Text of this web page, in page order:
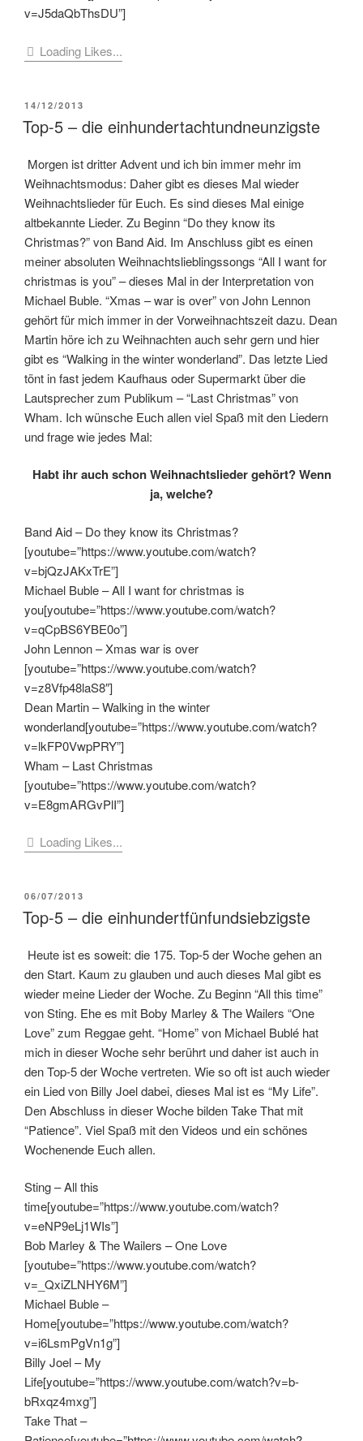
v=J5daQbThsDU”]
Loading Likes...
VERÖFFENTLICHT
AM
14/12/2013
Top-5 – die einhundertachtundneunzigste
Morgen ist dritter Advent und ich bin immer mehr im
Weihnachtsmodus: Daher gibt es dieses Mal wieder
Weihnachtslieder für Euch. Es sind dieses Mal einige
altbekannte Lieder. Zu Beginn “Do they know its
Christmas?” von Band Aid. Im Anschluss gibt es einen
meiner absoluten Weihnachtslieblingssongs “All I want for
christmas is you” – dieses Mal in der Interpretation von
Michael Buble. “Xmas – war is over” von John Lennon
gehört für mich immer in der Vorweihnachtszeit dazu. Dean
Martin höre ich zu Weihnachten auch sehr gern und hier
gibt es “Walking in the winter wonderland”. Das letzte Lied
tönt in fast jedem Kaufhaus oder Supermarkt über die
Lautsprecher zum Publikum – “Last Christmas” von
Wham. Ich wünsche Euch allen viel Spaß mit den Liedern
und frage wie jedes Mal:
Habt ihr auch schon Weihnachtslieder gehört? Wenn
ja, welche?
Band Aid – Do they know its Christmas?
[youtube=”https://www.youtube.com/watch?
v=bjQzJAKxTrE”]
Michael Buble – All I want for christmas is
you[youtube=”https://www.youtube.com/watch?
v=qCpBS6YBE0o”]
John Lennon – Xmas war is over
[youtube=”https://www.youtube.com/watch?
v=z8Vfp48laS8″]
Dean Martin – Walking in the winter
wonderland[youtube=”https://www.youtube.com/watch?
v=lkFP0VwpPRY”]
Wham – Last Christmas
[youtube=”https://www.youtube.com/watch?
v=E8gmARGvPlI”]
Loading Likes...
VERÖFFENTLICHT
AM
06/07/2013
Top-5 – die einhundertfünfundsiebzigste
Heute ist es soweit: die 175. Top-5 der Woche gehen an
den Start. Kaum zu glauben und auch dieses Mal gibt es
wieder meine Lieder der Woche. Zu Beginn “All this time”
von Sting. Ehe es mit Boby Marley & The Wailers “One
Love” zum Reggae geht. “Home” von Michael Bublé hat
mich in dieser Woche sehr berührt und daher ist auch in
den Top-5 der Woche vertreten. Wie so oft ist auch wieder
ein Lied von Billy Joel dabei, dieses Mal ist es “My Life”.
Den Abschluss in dieser Woche bilden Take That mit
“Patience”. Viel Spaß mit den Videos und ein schönes
Wochenende Euch allen.
Sting – All this
time[youtube=”https://www.youtube.com/watch?
v=eNP9eLj1WIs”]
Bob Marley & The Wailers – One Love
[youtube=”https://www.youtube.com/watch?
v=_QxiZLNHY6M”]
Michael Buble –
Home[youtube=”https://www.youtube.com/watch?
v=i6LsmPgVn1g”]
Billy Joel – My
Life[youtube=”https://www.youtube.com/watch?v=b-
bRxqz4mxg”]
Take That –